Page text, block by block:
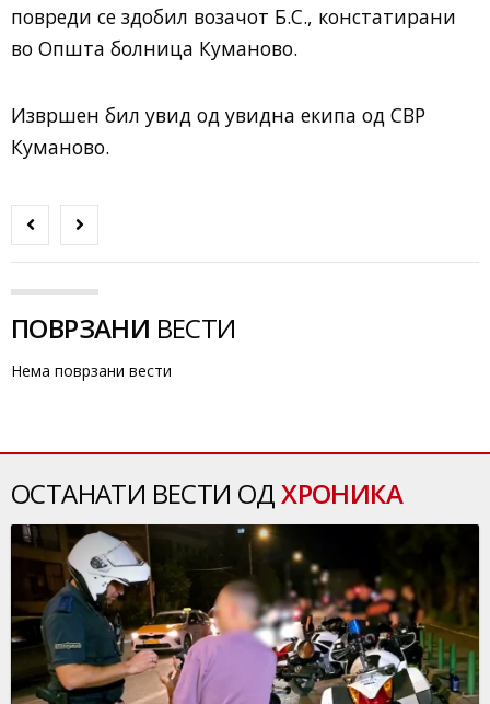
повреди се здобил возачот Б.С., констатирани
во Општа болница Кумановo.
Извршен бил увид од увидна екипа од СВР
Куманово.
ПОВРЗАНИ ВЕСТИ
Нема поврзани вести
ОСТАНАТИ ВЕСТИ ОДХРОНИКА